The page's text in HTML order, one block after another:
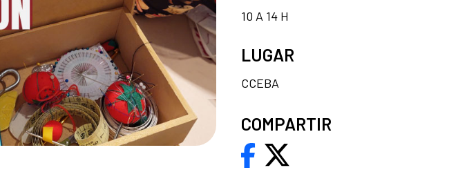
10 A 14 H
LUGAR
CCEBA
COMPARTIR